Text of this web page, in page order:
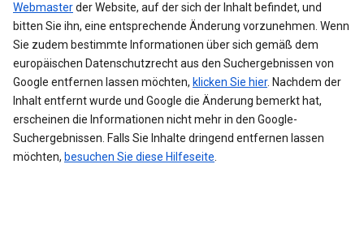
Webmasterder Website, auf der sich der Inhalt befindet, und
bitten Sie ihn, eine entsprechende Änderung vorzunehmen. Wenn
Sie zudem bestimmte Informationen über sich gemäß dem
europäischen Datenschutzrecht aus den Suchergebnissen von
Google entfernen lassen möchten, klicken Sie hier. Nachdem der
Inhalt entfernt wurde und Google die Änderung bemerkt hat,
erscheinen die Informationen nicht mehr in den Google-
Suchergebnissen. Falls Sie Inhalte dringend entfernen lassen
möchten, besuchen Sie diese Hilfeseite